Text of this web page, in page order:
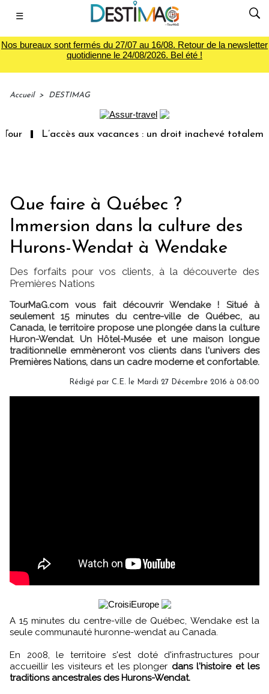
☰
Nos bureaux sont fermés du 27/07 au 16/08. Retour de la newsletter
quotidienne le 24/08/2026. Bel été !
Accueil > DESTIMAG
L’accès aux vacances : un droit inachevé
Que faire à Québec ?
Immersion dans la culture des
Hurons-Wendat à Wendake
Des forfaits pour vos clients, à la découverte des
Premières Nations
TourMaG.com vous fait découvrir Wendake ! Situé à
seulement 15 minutes du centre-ville de Québec, au
Canada, le territoire propose une plongée dans la culture
Huron-Wendat. Un Hôtel-Musée et une maison longue
traditionnelle emmèneront vos clients dans l'univers des
Premières Nations, dans un cadre moderne et confortable.
Rédigé par C.E. le Mardi 27 Décembre 2016 à 08:00
A 15 minutes du centre-ville de Québec, Wendake est la
seule communauté huronne-wendat au Canada.
En 2008, le territoire s'est doté d'infrastructures pour
accueillir les visiteurs et les plonger dans l'histoire et les
traditions ancestrales des Hurons-Wendat.